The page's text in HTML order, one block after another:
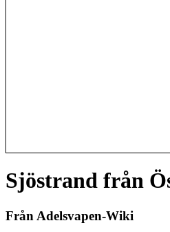
Sjöstrand från
Från Adelsvapen-Wiki